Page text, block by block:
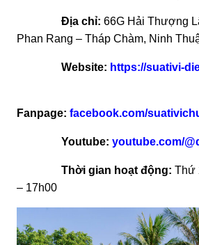
Địa chỉ: 66G Hải Thượng
Phan Rang – Tháp Chàm, Ninh
Website: https://suativi-
Fanpage: facebook.com/
Youtube: youtube.com/
Thời gian hoạt động: Thứ
– 17h00